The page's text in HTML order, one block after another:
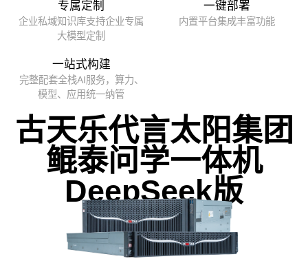
专属定制
企业私域知识库支持企业专属
大模型定制
一键部署
内置平台集成丰富功能
一站式构建
完整配套全栈AI服务，算力、
模型、应用统一纳管
古天乐代言太阳集团
鲲泰问学一体机
DeepSeek版